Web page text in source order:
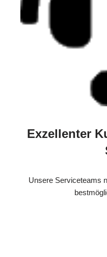
Exzellenter
Unsere Serviceteams